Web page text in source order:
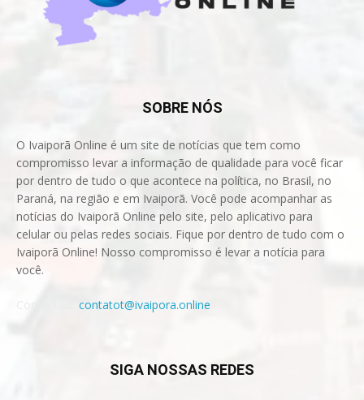
SOBRE NÓS
O Ivaiporã Online é um site de notícias que tem como
compromisso levar a informação de qualidade para você ficar
por dentro de tudo o que acontece na política, no Brasil, no
Paraná, na região e em Ivaiporã. Você pode acompanhar as
notícias do Ivaiporã Online pelo site, pelo aplicativo para
celular ou pelas redes sociais. Fique por dentro de tudo com o
Ivaiporã Online! Nosso compromisso é levar a notícia para
você.
contatot@ivaipora.online
SIGA NOSSAS REDES